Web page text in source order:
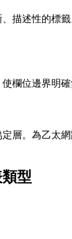
描述性的標
欄位邊界明確
層。為乙太
型